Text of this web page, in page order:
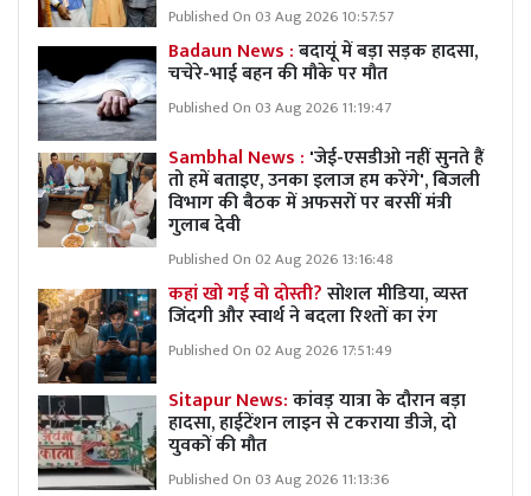
Published On 03 Aug 2026 10:57:57
Badaun News :बदायूं में बड़ा सड़क हादसा,
चचेरे-भाई बहन की मौके पर मौत
Published On 03 Aug 2026 11:19:47
Sambhal News : 'जेई-एसडीओ नहीं सुनते हैं
तो हमें बताइए, उनका इलाज हम करेंगे', बिजली
विभाग की बैठक में अफसरों पर बरसीं मंत्री
गुलाब देवी
Published On 02 Aug 2026 13:16:48
कहां खो गई वो दोस्ती?सोशल मीडिया, व्यस्त
जिंदगी और स्वार्थ ने बदला रिश्तों का रंग
Published On 02 Aug 2026 17:51:49
Sitapur News:कांवड़ यात्रा के दौरान बड़ा
हादसा, हाईटेंशन लाइन से टकराया डीजे, दो
युवकों की मौत
Published On 03 Aug 2026 11:13:36